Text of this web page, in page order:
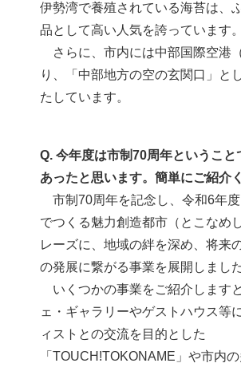
伊勢湾で養殖されている海苔は、
品として高い人気を誇っています。
さらに、市内には中部国際空港
り、「中部地方の空の玄関口」と
たしています。
Q. 今年度は市制70周年ということ
あったと思います。簡単にご紹介
市制70周年を記念し、令和6年度
でつくる魅力創造都市（とこなめ
レーズに、地域の絆を深め、将来
の発展に繋がる事業を展開しました
いくつかの事業をご紹介します
ェ・ギャラリーやゲストハウス等
ィストとの交流を目的とした
「TOUCH!TOKONAME」や市内